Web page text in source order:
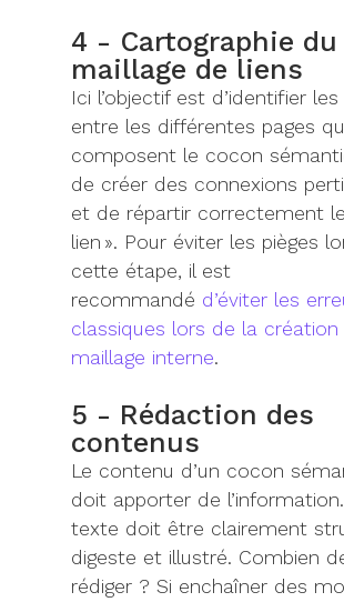
4 - Cartographie du
maillage de liens
Ici l’objectif est d’identifierles
entre les différentes pages
composent le cocon
de créer des connexions
et de répartir correctement
lien ». Pour éviter les pièges
cette étape, il est
recommandé d’éviter les
classiques lors de la
maillage interne.
5 - Rédaction des
contenus
Le contenu d’un cocon
doit apporter de
texte doit être clairement
digeste et illustré. Combien
rédiger ? Si enchaîner des